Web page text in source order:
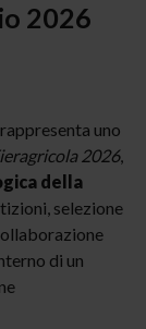
2026
rappresenta uno
2026,
della
selezione
di un